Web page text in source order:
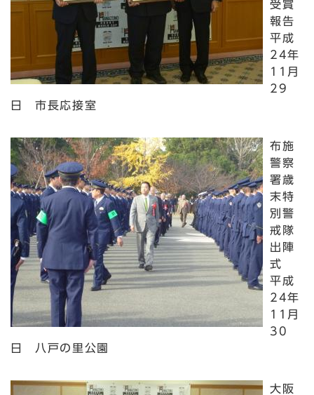
受賞
報告
平成
24年
11月
29
日 市長応接室
布施
警察
署歳
末特
別警
戒隊
出陣
式
平成
24年
11月
30
日 八戸の里公園
大阪